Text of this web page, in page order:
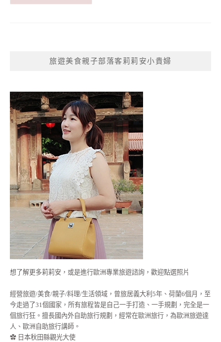
旅遊美食親子部落客莉莉安小貴婦
想了解更多莉莉安，或是進行歐洲專業旅遊諮詢，歡迎點選照片
經營旅遊/美食/親子/料理/生活領域，曾旅居義大利5年、荷蘭6個月，至
今走過了31個國家，所有旅程皆是自己一手打造、一手規劃，完全是一
個旅行狂。擅長國內外自助旅行規劃，經常在歐洲旅行，為歐洲旅遊達
人、歐洲自助旅行講師。
✿ 日本秋田縣觀光大使